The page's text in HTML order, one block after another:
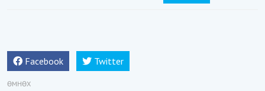
Facebook Twitter
ӨМНӨХ